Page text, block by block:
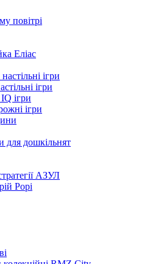
повітрі
Еліас
ігри
ігри
ігри
ігри
для дошкільнят
АЗУЛ
Рорі